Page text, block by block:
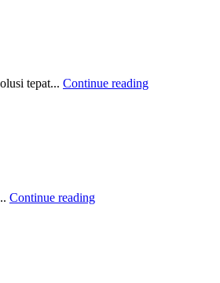
tepat... Continue reading
Continue reading